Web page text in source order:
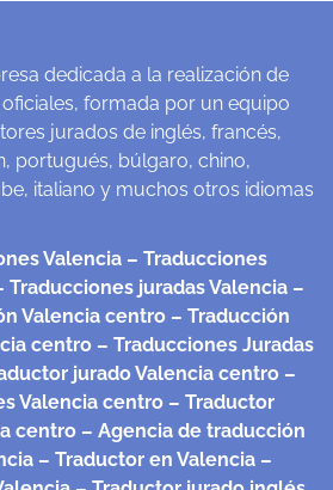
dedicada a la realización de
formada por un equipo
jurados de inglés, francés,
portugués, búlgaro, chino,
italiano y muchos otros idiomas
Valencia – Traducciones
Traducciones juradas Valencia –
Valencia centro – Traducción
centro – Traducciones Juradas
jurado Valencia centro –
Valencia centro – Traductor
centro – Agencia de traducción
– Traductor en Valencia –